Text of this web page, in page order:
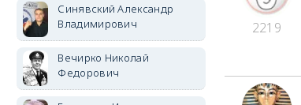
2219
Синявский Александр
Владимирович
Вечирко Николай
Федорович